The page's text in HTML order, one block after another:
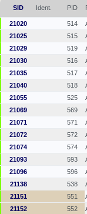
SID Ident. PID
21020 514
21025
515
21029
519
21030
516
21035
517
21040
518
21055
525
21069
569
21071
571
21072
572
21074
574
21093
593
21096
596
21138
538
21151
551
21152
552